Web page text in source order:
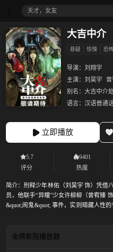
天才，女友
大吉中介
悬疑 惊悚 恐
导演： 刘翔宇
主演： 刘昊宇
别名： 大吉中介处
语言： 汉语普通
立即播放
5.7
评分
9401
热度
简介：刑释少年林佑（刘昊宇 饰）凭借
员，他联手“异瞳”少女许柳柳（曾宥臻
&quot;闹鬼&quot; 事件，实则暗藏人性的
金牌影院播放器